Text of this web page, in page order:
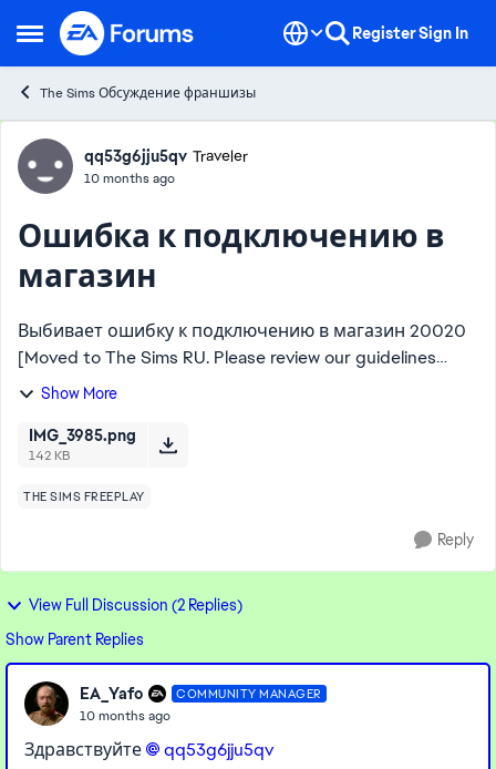
Open Side Menu
Skip to content RegisterSign In
The Sims Обсуждение франшизы
Forum Discussion
qq53g6jju5qv Traveler
10 months ago
Ошибка к подключению в
магазин
Выбивает ошибку к подключению в магазин 20020
[Moved to The Sims RU. Please review our guidelines
regarding language posts - CM]
Show More
IMG_3985.png
142 KB
THE SIMS FREEPLAY
Reply
View Full Discussion (2 Replies)
Show Parent Replies
EA_Yafo COMMUNITY MANAGER
10 months ago
Здравствуйте qq53g6jju5qv​